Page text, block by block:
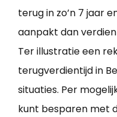
terug in zo’n 7 jaar
aanpakt dan verdien
Ter illustratie een
terugverdientijd in
situaties. Per
kunt besparen met